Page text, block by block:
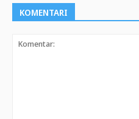
KOMENTARI